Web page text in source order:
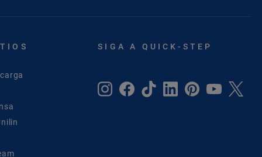
SIGA A QUICK-STEP